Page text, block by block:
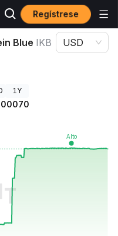
Regístrese
International Klein Blue IKB
Blue IKB USD
1Y